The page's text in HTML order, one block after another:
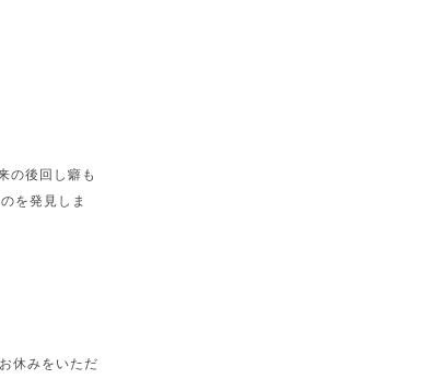
の後回し癖も
を発見しま
休みをいただ